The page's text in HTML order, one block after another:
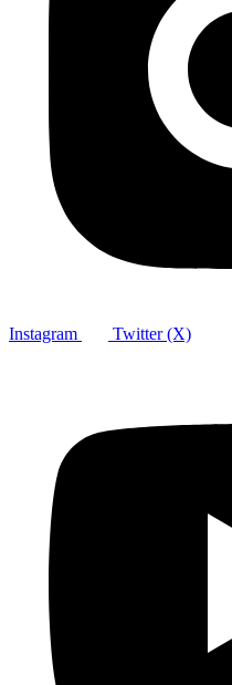
Instagram Twitter (X)